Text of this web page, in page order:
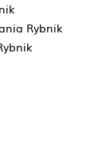
Rybnik